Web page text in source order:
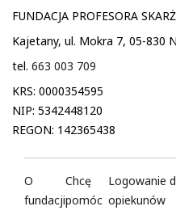
FUNDACJA PROFESORA
Kajetany, ul. Mokra 7, 05-830
tel. 663 003 709
KRS: 0000354595
NIP: 5342448120
REGON: 142365438
O
fundacji
Chcę
pomóc
Logowanie
opiekunów